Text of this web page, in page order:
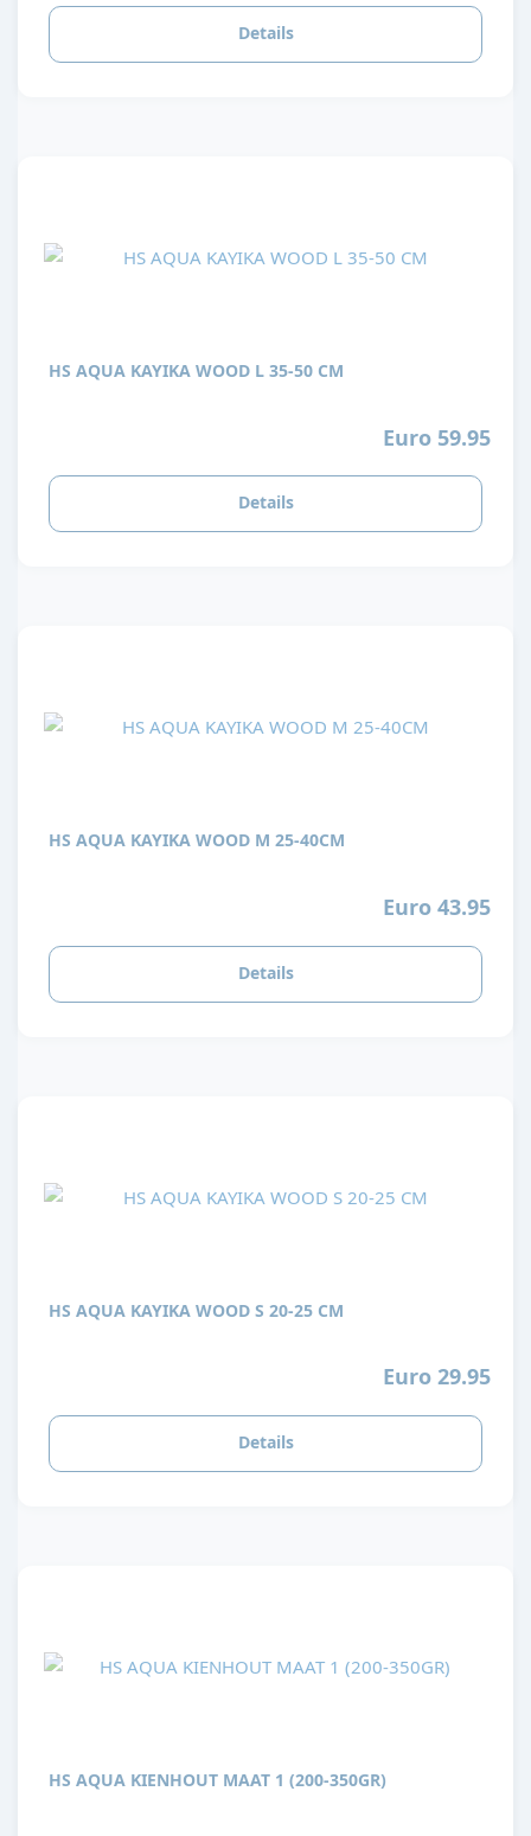
Details
HS AQUA KAYIKA WOOD L 35-50 CM
Euro 59.95
Details
HS AQUA KAYIKA WOOD M 25-40CM
Euro 43.95
Details
HS AQUA KAYIKA WOOD S 20-25 CM
Euro 29.95
Details
HS AQUA KIENHOUT MAAT 1 (200-350GR)